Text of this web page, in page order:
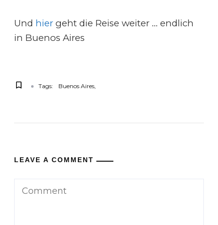
Und hier geht die Reise weiter … endlich
in Buenos Aires
Tags: Buenos Aires
LEAVE A COMMENT